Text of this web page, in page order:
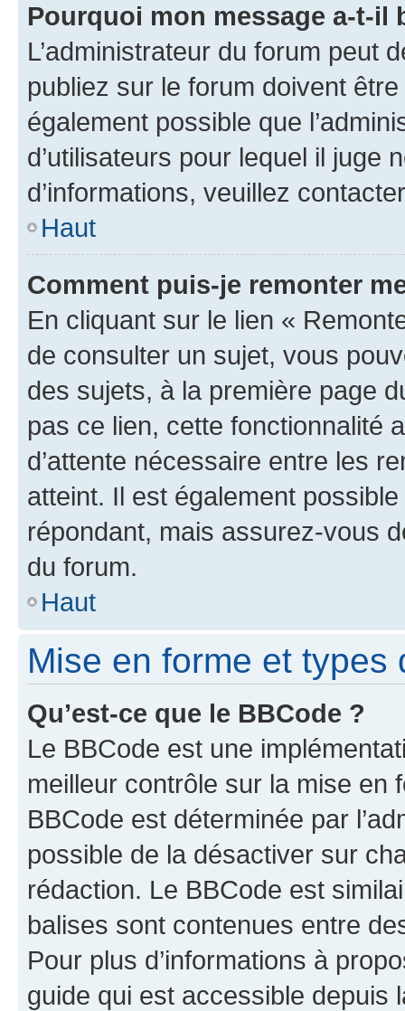
Pourquoi mon message a-t-il
L’administrateur du forum peut
publiez sur le forum doivent
également possible que
d’utilisateurs pour lequel il juge
d’informations, veuillez
Haut
Comment puis-je remonter
En cliquant sur le lien «
de consulter un sujet, vous
des sujets, à la première page
pas ce lien, cette fonctionnalité
d’attente nécessaire entre les
atteint. Il est également
répondant, mais assurez-vous
du forum.
Haut
Mise en forme et types
Qu’est-ce que le BBCode ?
Le BBCode est une
meilleur contrôle sur la mise en
BBCode est déterminée par
possible de la désactiver sur
rédaction. Le BBCode est
balises sont contenues entre
Pour plus d’informations à
guide qui est accessible depuis